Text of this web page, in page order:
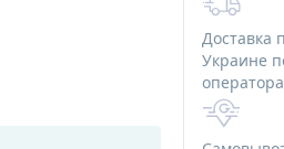
Баночки для косметики
Вакуумные флаконы
Тубы для косметики
Алюминиевая тара
Доставка
Украине